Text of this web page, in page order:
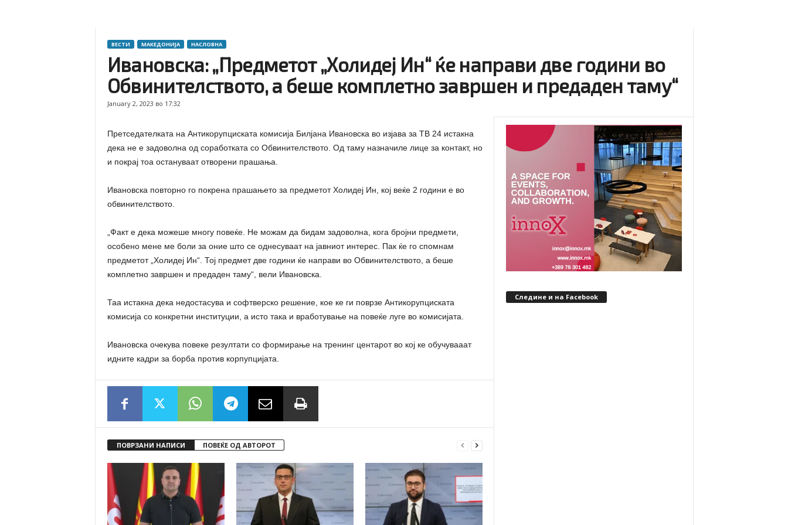
ВЕСТИ МАКЕДОНИЈА НАСЛОВНА
Ивановска: „Предметот „Холидеј Ин“ ќе направи две години во
Обвинителството, а беше комплетно завршен и предаден таму“
January 2, 2023 во 17:32
Претседателката на Антикорупциската комисија Билјана Ивановска во изјава за ТВ 24 истакна
дека не е задоволна од соработката со Обвинителството. Од таму назначиле лице за контакт, но
и покрај тоа остануваат отворени прашања.
Ивановска повторно го покрена прашањето за предметот Холидеј Ин, кој веќе 2 години е во
обвинителството.
„Факт е дека можеше многу повеќе. Не можам да бидам задоволна, кога бројни предмети,
особено мене ме боли за оние што се однесуваат на јавниот интерес. Пак ќе го спомнам
предметот „Холидеј Ин“. Тој предмет две години ќе направи во Обвинителството, а беше
комплетно завршен и предаден таму“, вели Ивановска.
Таа истакна дека недостасува и софтверско решение, кое ке ги поврзе Антикорупциската
комисија со конкретни институции, а исто така и вработување на повеќе луге во комисијата.
Ивановска очекува повеке резултати со формирање на тренинг центарот во кој ке обучувааат
идните кадри за борба против корпупцијата.
ПОВРЗАНИ НАПИСИ ПОВЕЌЕ ОД АВТОРОТ
Следине и на Facebook